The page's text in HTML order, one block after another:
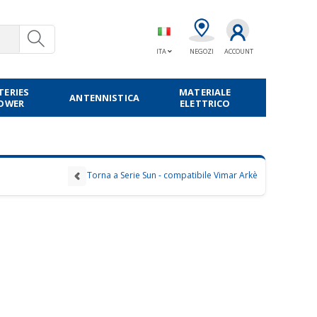
ITA NEGOZI ACCOUNT
ANTENNISTICA
MATERIALE
ELETTRICO
Torna a Serie Sun - compatibile Vimar Arkè